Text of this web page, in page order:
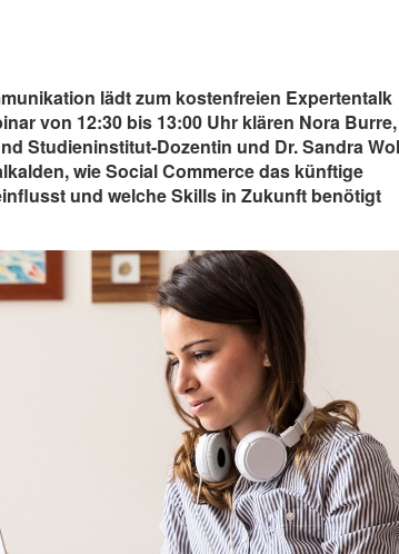
lädt zum kostenfreien Expertentalk
von 12:30 bis 13:00 Uhr klären Nora Burre,
Studieninstitut-Dozentin und Dr. Sandra
wie Social Commerce das künftige
und welche Skills in Zukunft benötigt